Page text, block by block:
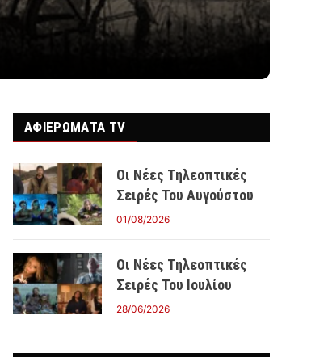
ΑΦΙΕΡΩΜΑΤΑ TV
Οι Νέες Τηλεοπτικές
Σειρές Του Αυγούστου
01/08/2026
Οι Νέες Τηλεοπτικές
Σειρές Του Ιουλίου
28/06/2026